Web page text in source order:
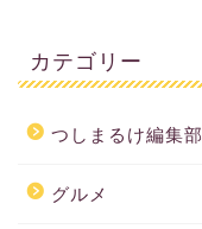
カテゴリー
つしまるけ編集部
グルメ